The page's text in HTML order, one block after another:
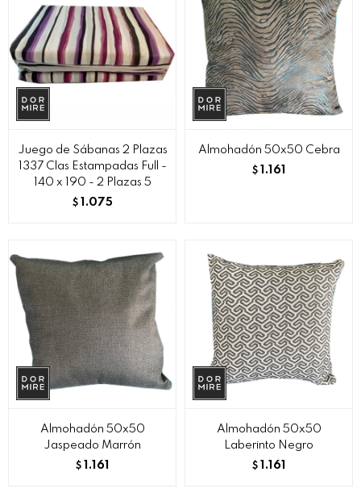
Juego de Sábanas 2 Plazas
1337 Clas Estampadas Full -
140 x 190 - 2 Plazas 5
$ 1.075
Almohadón 50x50 Cebra
$ 1.161
Almohadón 50x50
Jaspeado Marrón
$ 1.161
Almohadón 50x50
Laberinto Negro
$ 1.161